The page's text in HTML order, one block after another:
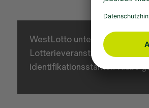
WestLotto unterstützt die
Lotterieveranstalter dem
identifikationsstarken Klubs